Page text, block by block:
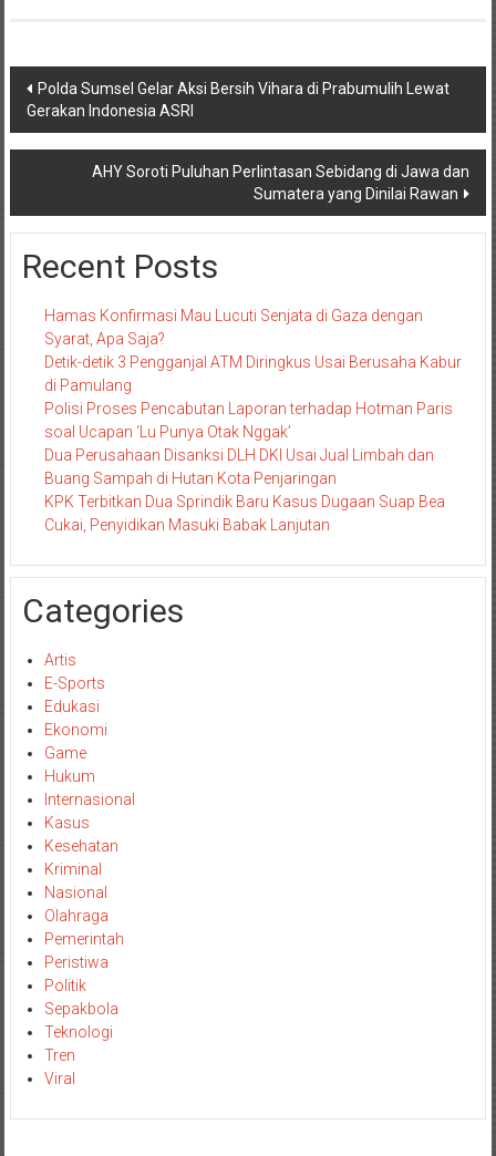
Navigasi
pos
Polda Sumsel Gelar Aksi Bersih Vihara di Prabumulih Lewat
Gerakan Indonesia ASRI
AHY Soroti Puluhan Perlintasan Sebidang di Jawa dan
Sumatera yang Dinilai Rawan
Recent Posts
Hamas Konfirmasi Mau Lucuti Senjata di Gaza dengan
Syarat, Apa Saja?
Detik-detik 3 Pengganjal ATM Diringkus Usai Berusaha Kabur
di Pamulang
Polisi Proses Pencabutan Laporan terhadap Hotman Paris
soal Ucapan ‘Lu Punya Otak Nggak’
Dua Perusahaan Disanksi DLH DKI Usai Jual Limbah dan
Buang Sampah di Hutan Kota Penjaringan
KPK Terbitkan Dua Sprindik Baru Kasus Dugaan Suap Bea
Cukai, Penyidikan Masuki Babak Lanjutan
Categories
Artis
E-Sports
Edukasi
Ekonomi
Game
Hukum
Internasional
Kasus
Kesehatan
Kriminal
Nasional
Olahraga
Pemerintah
Peristiwa
Politik
Sepakbola
Teknologi
Tren
Viral